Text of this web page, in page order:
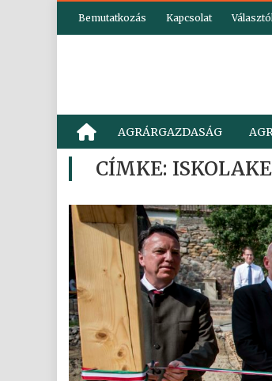
Bemutatkozás Kapcsolat
AGRÁRGAZDASÁG
CÍMKE: